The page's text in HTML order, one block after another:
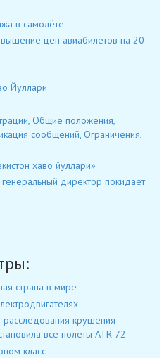
в самолёте
цен авиабилетов на 20
Йуллари
Общие положения,
сообщений, Ограничения,
хаво йуллари»
директор покидает
страна в мире
крушения
все полеты ATR-72
класс